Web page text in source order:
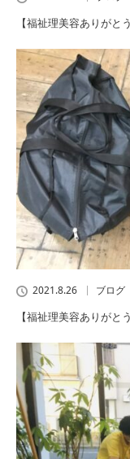
【福祉理美容ありがと
2021.8.26 ブログ
【福祉理美容ありがと